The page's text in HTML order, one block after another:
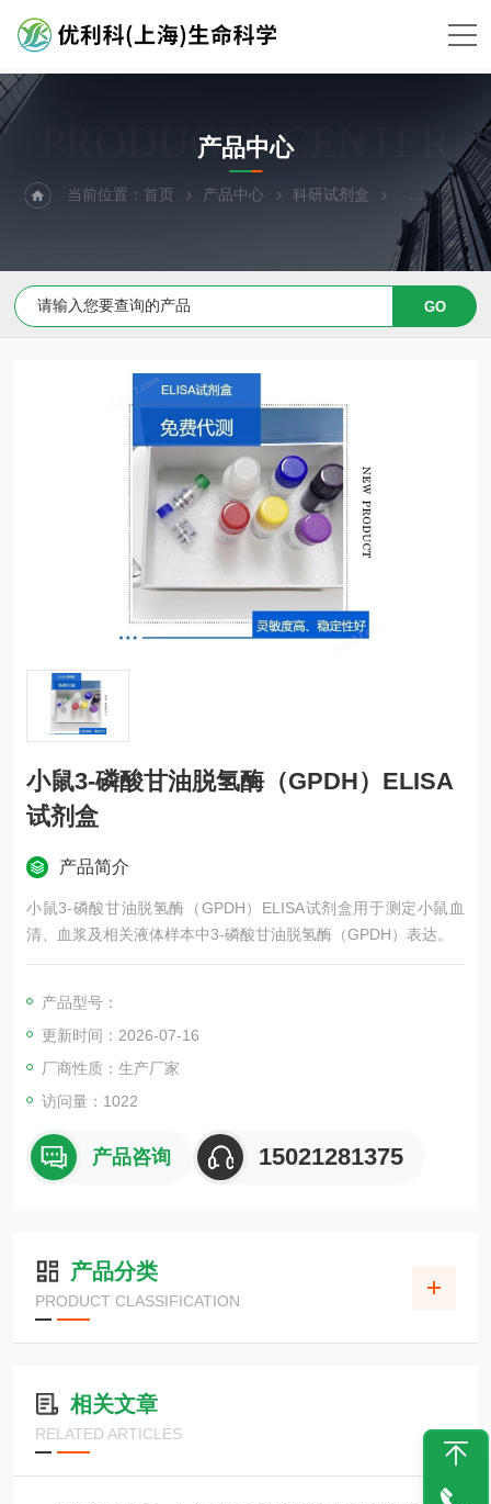
PRODUCTS CENTER
产品中心
当前位置：首页 产品中心 科研试剂盒 ELISA试剂盒
小鼠3-磷酸甘油脱氢酶（GPDH）ELISA
试剂盒
产品简介
小鼠3-磷酸甘油脱氢酶（GPDH）ELISA试剂盒用于测定小鼠血
清、血浆及相关液体样本中3-磷酸甘油脱氢酶（GPDH）表达。
产品型号：
更新时间：2026-07-16
厂商性质：生产厂家
访问量：1022
产品咨询 15021281375
产品分类
PRODUCT CLASSIFICATION
相关文章
RELATED ARTICLES